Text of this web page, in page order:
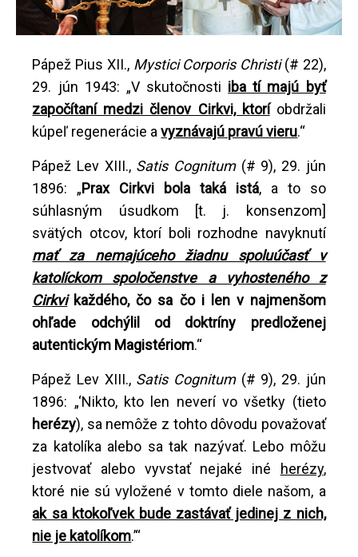
Pápež Pius XII., Mystici Corporis Christi(# 22),
29. jún 1943: „V skutočnosti iba tí majú byť
započítaní medzi členov Cirkvi, ktoríobdržali
kúpeľ regenerácie avyznávajú pravú vieru.“
Pápež Lev XIII., Satis Cognitum(# 9), 29. jún
1896: „Prax Cirkvi bola taká istá, a to so
súhlasným úsudkom [t. j. konsenzom]
svätých otcov, ktorí boli rozhodne navyknutí
mať za nemajúceho žiadnu spoluúčasť v
katolíckom spoločenstve a vyhosteného z
Cirkvikaždého, čo sa čo i len v najmenšom
ohľade odchýlil od doktríny predloženej
autentickým Magistériom.“
Pápež Lev XIII.,Satis Cognitum(# 9), 29. jún
1896: „‘Nikto, kto len neverí vo všetky (tieto
herézy), sa nemôže z tohto dôvodu považovať
za katolíka alebo sa tak nazývať. Lebo môžu
jestvovať alebo vyvstať nejaké iné
herézy,
ktoré nie sú vyložené v tomto diele našom, a
ak sa ktokoľvek bude zastávať jedinej z nich,
nie je katolíkom.’“